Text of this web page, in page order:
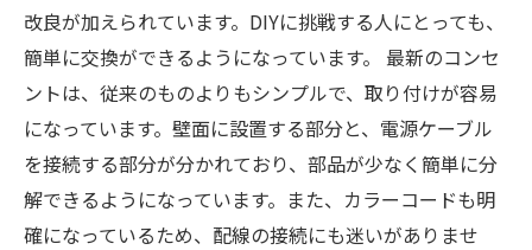
改良が加えられています。DIYに挑戦する人にとっても、
簡単に交換ができるようになっています。 最新のコンセ
ントは、従来のものよりもシンプルで、取り付けが容易
になっています。壁面に設置する部分と、電源ケーブル
を接続する部分が分かれており、部品が少なく簡単に分
解できるようになっています。また、カラーコードも明
確になっているため、配線の接続にも迷いがありませ